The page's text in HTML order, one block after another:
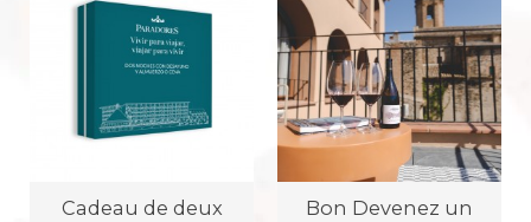
Cadeau de deux
Bon Devenez un